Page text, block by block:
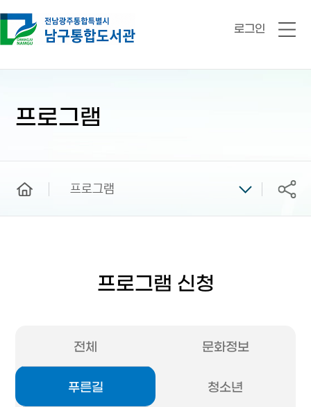
로그인
전
프로그램
프로그램 공유
프로그램 신청
전체 문화정보
푸른길 청소년